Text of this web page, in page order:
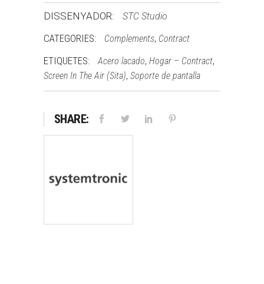
DISSENYADOR: STC Studio
CATEGORIES: Complements, Contract
ETIQUETES: Acero lacado, Hogar – Contract,
Screen In The Air (Sita), Soporte de pantalla
SHARE: